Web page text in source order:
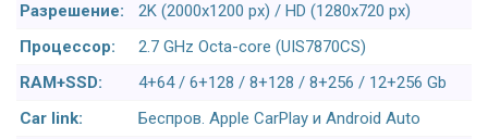
Разрешение:
2K (2000x1200 px) / HD (1280x720 px)
Процессор:
2.7 GHz Octa-core (UIS7870CS)
RAM+SSD:
4+64 / 6+128 / 8+128 / 8+256 / 12+256 Gb
Car link:
Беспров. Apple CarPlay и Android Auto